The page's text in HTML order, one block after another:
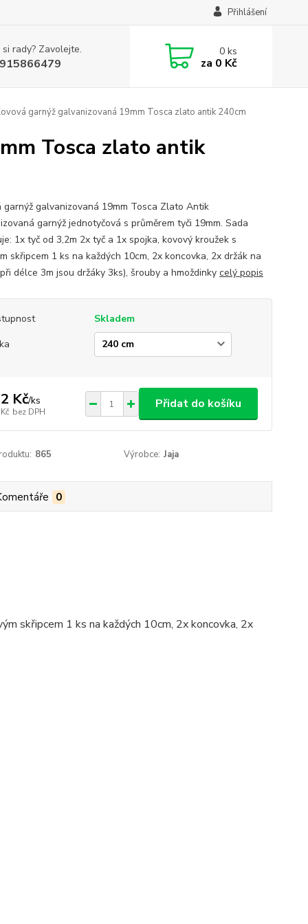
Přihlášení
rady? Zavolejte. 0ks
za 0 Kč
garnýž galvanizovaná 19mm Tosca zlato antik 240cm
Tosca zlato antik
garnýž galvanizovaná 19mm Tosca Zlato Antik
garnýž jednotyčová s průměrem tyči 19mm. Sada
1x tyč od 3,2m 2x tyč a 1x spojka, kovový kroužek s
skřipcem 1 ks na každých 10cm, 2x koncovka, 2x držák na
délce 3m jsou držáky 3ks), šrouby a hmoždinky celý popis
Skladem
Kč/ks
bez DPH
Přidat do košíku
865 Výrobce: Jaja
0
skřipcem 1 ks na každých 10cm, 2x koncovka, 2x